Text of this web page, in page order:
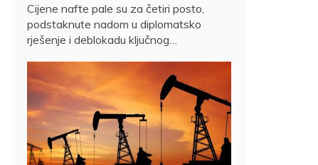
Cijene nafte pale su za četiri posto,
podstaknute nadom u diplomatsko
rješenje i deblokadu ključnog…